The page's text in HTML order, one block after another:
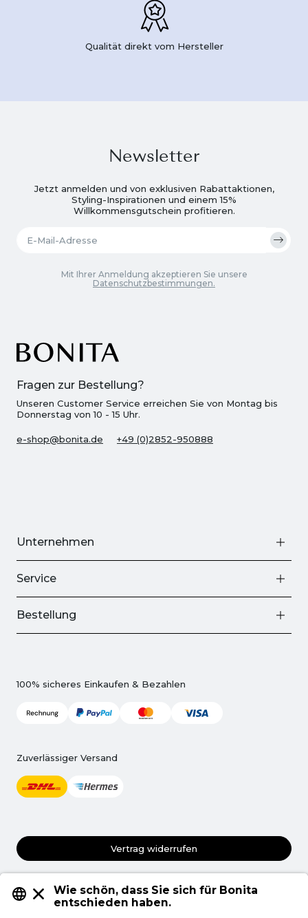
Qualität direkt vom Hersteller
Fragen zur Bestellung?
Unseren Customer Service erreichen Sie von Montag bis
Donnerstag von 10 - 15 Uhr.
e-shop@bonita.de +49 (0)2852-950888
Newsletter
Jetzt anmelden und von exklusiven Rabattaktionen,
Styling-Inspirationen und einem 15%
Willkommensgutschein profitieren.
Mit Ihrer Anmeldung akzeptieren Sie unsere
Datenschutzbestimmungen.
Unternehmen
Service
Bestellung
100% sicheres Einkaufen & Bezahlen
Zuverlässiger Versand
Vertrag widerrufen